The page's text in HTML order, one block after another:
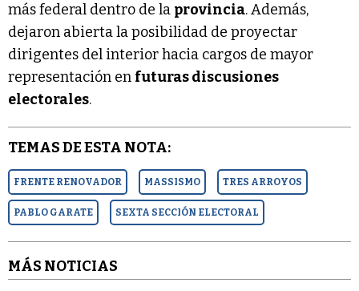
más federal dentro de la provincia. Además,
dejaron abierta la posibilidad de proyectar
dirigentes del interior hacia cargos de mayor
representación en futuras discusiones
electorales.
TEMAS DE ESTA NOTA:
FRENTE RENOVADOR MASSISMO TRES ARROYOS
PABLO GARATE SEXTA SECCIÓN ELECTORAL
MÁS NOTICIAS